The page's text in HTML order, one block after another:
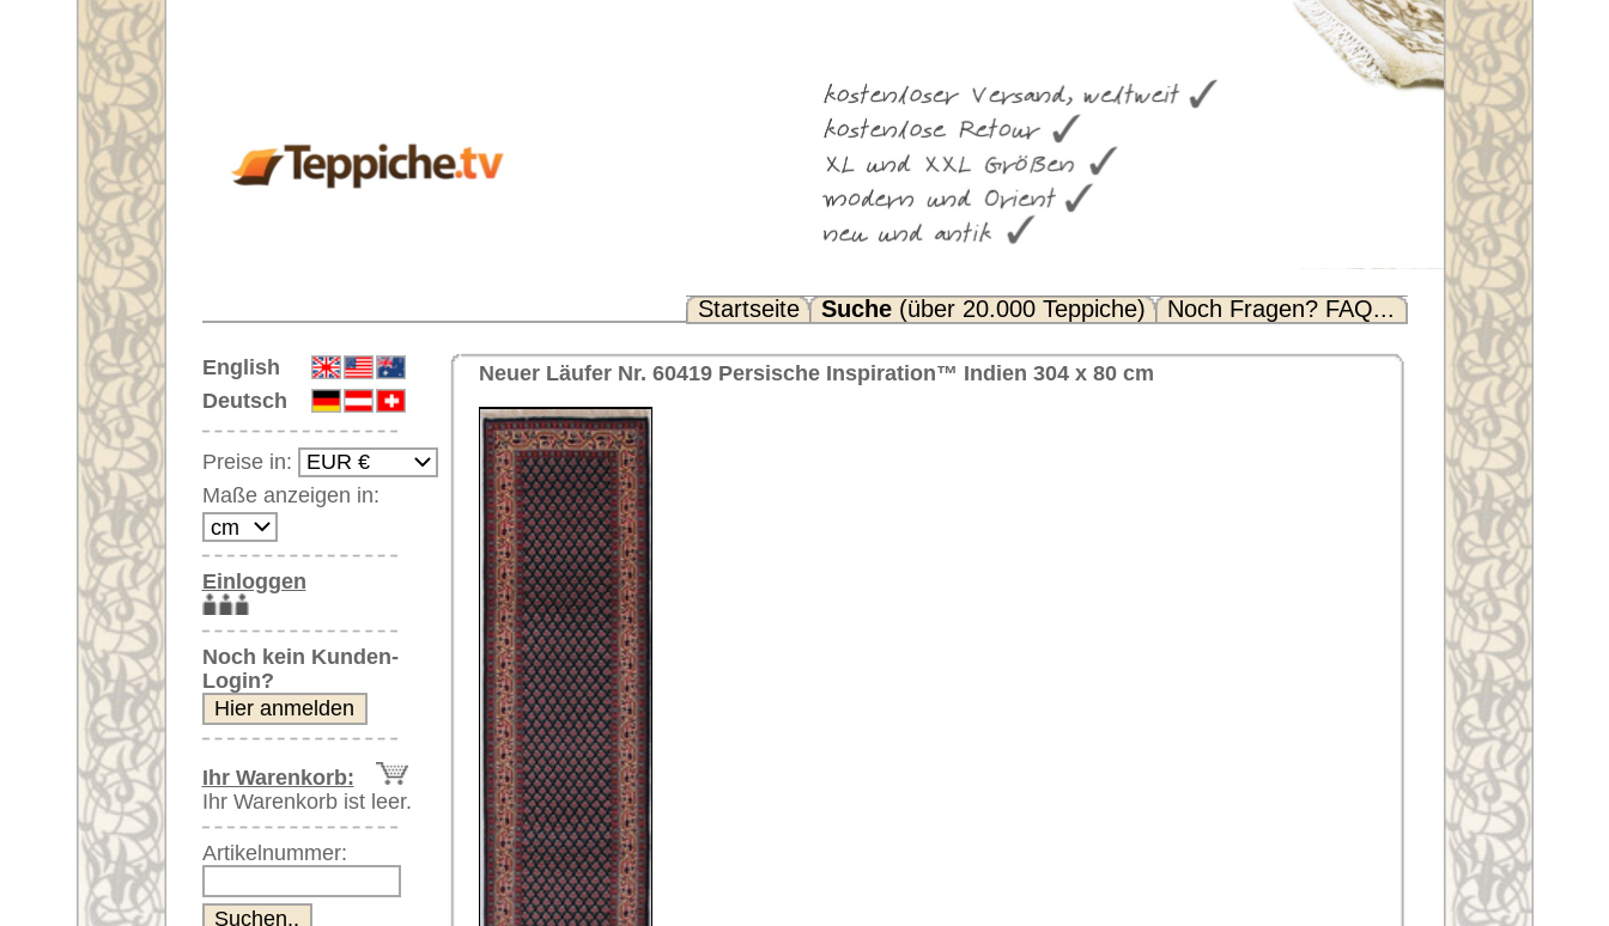
Noch Fragen? FAQ...
English
Deutsch
Preise in:
Maße anzeigen in:
Einloggen
Noch kein Kunden-
Login?
Ihr Warenkorb:
Ihr Warenkorb ist leer.
Artikelnummer:
Moderne Teppiche
Orientteppiche
Unifarben/ungemustert
Seidenteppiche
Große Teppiche
(über 300x200 cm)
Sehr große XL Teppiche
(über 400x200 cm)
Riesige XXL Teppiche
(über 600x200 cm)
Läufer / Galerien
Runde & ovale Teppiche
Antike Teppiche
Antike China Teppiche
Weitere größere Bilder (öffnen sich in neuem Fenster)
Bitte klicken Sie auf die kleinen Bilder weiter unten für Bilder in höherer Auflösung
Hauptbild
60419